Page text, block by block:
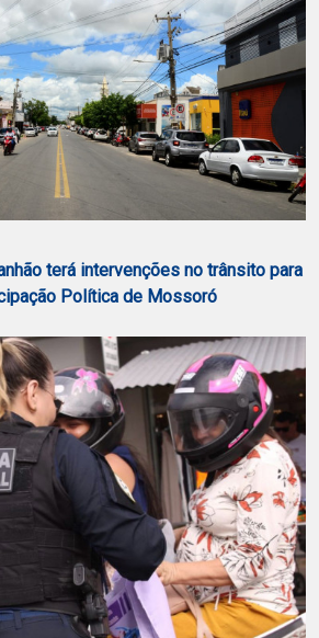
terá intervenções no trânsito para
Política de Mossoró